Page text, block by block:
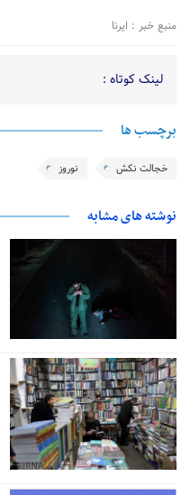
منبع خبر : ایرنا
لینک کوتاه :
برچسب ها
خجالت نکش نوروز
نوشته های مشابه